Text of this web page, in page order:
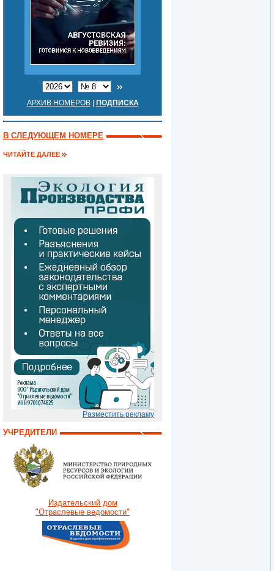
АРХИВ НОМЕРОВ| ПОДПИСКА
В СЛЕДУЮЩЕМ НОМЕРЕ
ЧИТАЙТЕ ДАЛЕЕ
Разместить рекламу
УЧРЕДИТЕЛИ
Издательский дом
"Отраслевые ведомости"